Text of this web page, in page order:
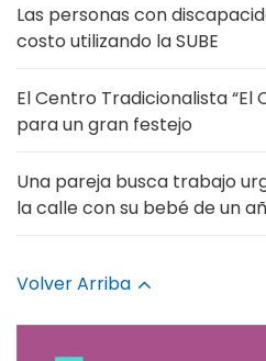
Las personas con
costo utilizando la SUBE
El Centro Tradicionalista
para un gran festejo
Una pareja busca trabajo
la calle con su bebé de un
Volver Arriba